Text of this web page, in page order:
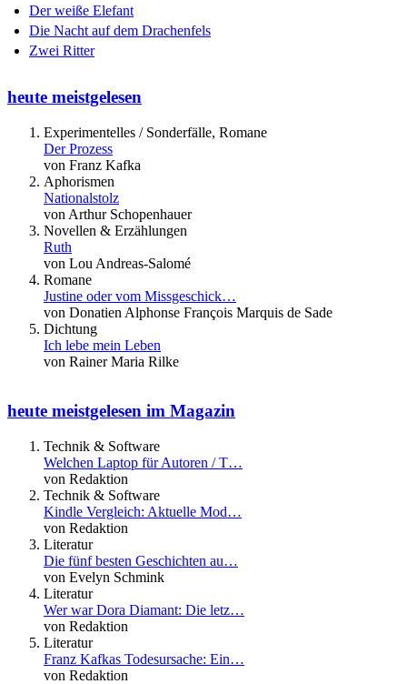
Der weiße Elefant
Die Nacht auf dem Drachenfels
Zwei Ritter
heute meistgelesen
Experimentelles / Sonderfälle, Romane
Der Prozess
von Franz Kafka
Aphorismen
Nationalstolz
von Arthur Schopenhauer
Novellen & Erzählungen
Ruth
von Lou Andreas-Salomé
Romane
Justine oder vom Missgeschick…
von Donatien Alphonse François Marquis de Sade
Dichtung
Ich lebe mein Leben
von Rainer Maria Rilke
heute meistgelesen im Magazin
Technik & Software
Welchen Laptop für Autoren / T…
von Redaktion
Technik & Software
Kindle Vergleich: Aktuelle Mod…
von Redaktion
Literatur
Die fünf besten Geschichten au…
von Evelyn Schmink
Literatur
Wer war Dora Diamant: Die letz…
von Redaktion
Literatur
Franz Kafkas Todesursache: Ein…
von Redaktion